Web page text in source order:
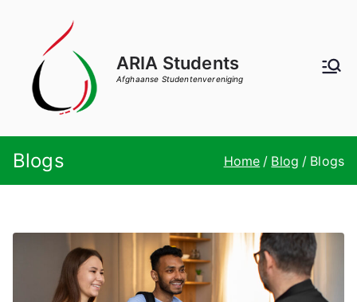
inhoud
ARIA Students
Afghaanse Studentenvereniging
Blogs Home Blog Blogs